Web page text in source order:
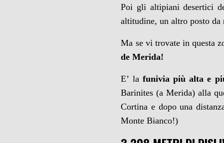
Poi gli altipiani desertici
altitudine, un altro posto
Ma se vi trovate in questa
de Merida!
E’ la funivia più alta e
Barinites (a Merida) alla
Cortina e dopo una
Monte Bianco!)